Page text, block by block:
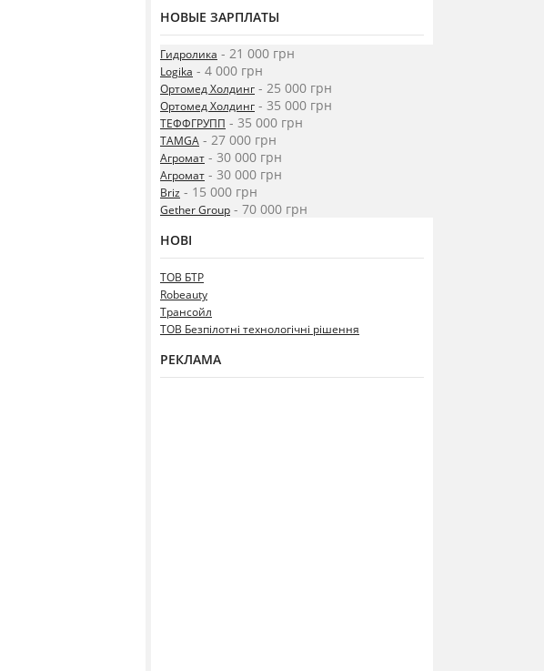
НОВЫЕ ЗАРПЛАТЫ
Гидролика - 21 000 грн
Logika - 4 000 грн
Ортомед Холдинг - 25 000 грн
Ортомед Холдинг - 35 000 грн
ТЕФФГРУПП - 35 000 грн
TAMGA - 27 000 грн
Агромат - 30 000 грн
Агромат - 30 000 грн
Briz - 15 000 грн
Gether Group - 70 000 грн
НОВІ
ТОВ БТР
Robeauty
Трансойл
ТОВ Безпілотні технологічні рішення
РЕКЛАМА